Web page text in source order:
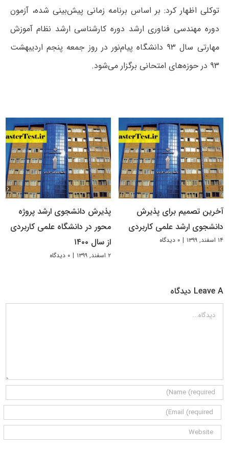
توکلی اظهار کرد: بر اساس برنامه زمانی پیش‌بینی شده، آزمون
دوره مهندسی فناوری ارشد دوره کارشناسی ارشد نظام آموزش
مهارتی سال ۹۳ دانشگاه پیام‌نور در روز جمعه پنجم اردیبهشت
۹۳ در حوزه‌های امتحانی برگزار می‌شود.
آخرین تصمیم برای پذیرش
دانشجوی ارشد علمی کاربردی
۱۴ اسفند, ۱۳۹۹ | ۰ دیدگاه
پذیرش دانشجوی ارشد پروژه
محور در دانشگاه علمی کاربردی
از سال ۱۴۰۰
۲ اسفند, ۱۳۹۹ | ۰ دیدگاه
Leave A دیدگاه
دیدگاه